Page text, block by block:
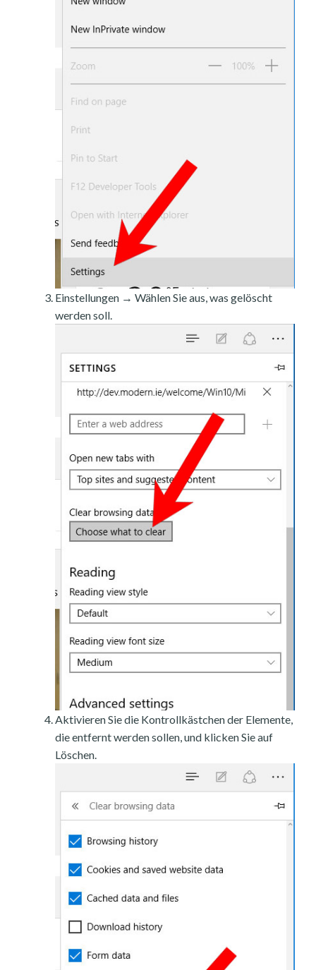
Einstellungen → Wählen Sie aus, was gelöscht
werden soll.
Aktivieren Sie die Kontrollkästchen der Elemente,
die entfernt werden sollen, und klicken Sie auf
Löschen.